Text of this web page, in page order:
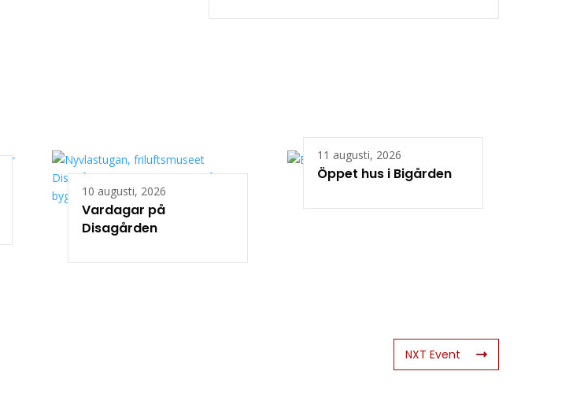
10 augusti, 2026
Vardagar på
Disagården
11 augusti, 2026
Öppet hus i Bigården
NXT Event